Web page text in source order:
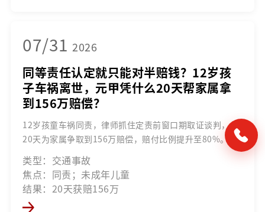
07/31 2026
同等责任认定就只能对半赔钱？12岁孩
子车祸离世，元甲凭什么20天帮家属拿
到156万赔偿？
12岁孩童车祸同责，律师抓住定责前窗口期取证谈判，仅
20天为家属争取到156万赔偿，赔付比例提升至80%。
类型：交通事故
焦点：同责；未成年儿童
结果：20天获赔156万